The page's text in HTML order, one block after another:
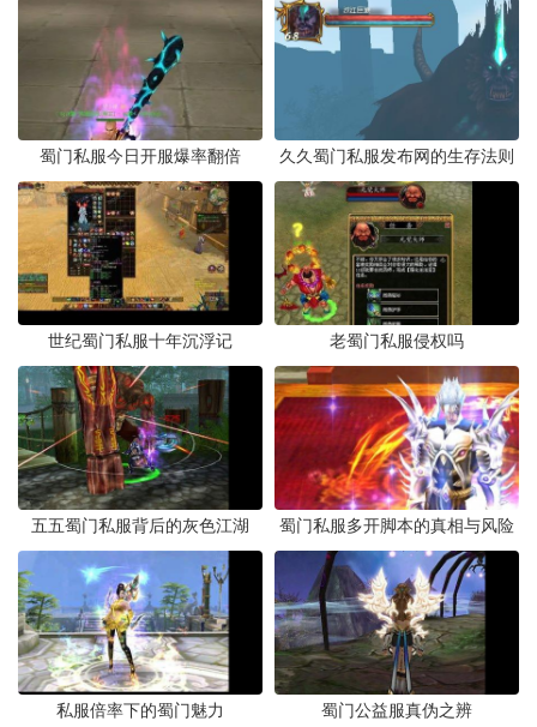
蜀门私服今日开服爆率翻倍 久久蜀门私服发布网的生存法则
世纪蜀门私服十年沉浮记 老蜀门私服侵权吗
五五蜀门私服背后的灰色江湖 蜀门私服多开脚本的真相与风险
私服倍率下的蜀门魅力 蜀门公益服真伪之辨